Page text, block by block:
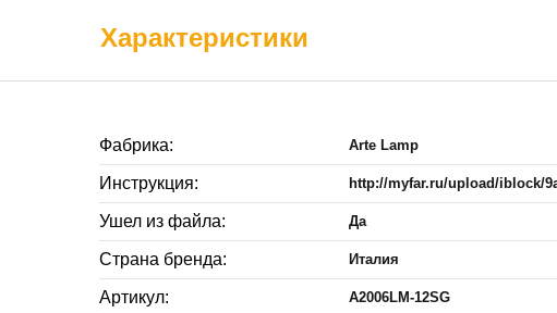
Характеристики
Фабрика: Arte Lamp
Инструкция: http://myfar.ru/upload/iblock/
Ушел из файла: Да
Страна бренда: Италия
Артикул: A2006LM-12SG